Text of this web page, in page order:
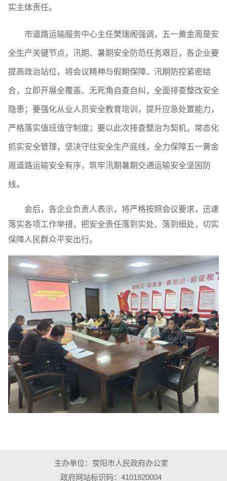
实主体责任。
市道路运输服务中心主任樊瑞阁强调，五一黄金周是安
全生产关键节点，汛期、暑期安全防范任务艰巨，各企业要
提高政治站位，将会议精神与假期保障、汛期防控紧密结
合，立即开展全覆盖、无死角自查自纠，全面排查整改安全
隐患；要强化从业人员安全教育培训，提升应急处置能力，
严格落实值班值守制度；要以此次排查整治为契机，常态化
抓实安全管理，坚决守住安全生产底线，全力保障五一黄金
周道路运输安全有序，筑牢汛期暑期交通运输安全坚固防
线。
会后，各企业负责人表示，将严格按照会议要求，迅速
落实各项工作举措，把安全责任落到实处、落到细处，切实
保障人民群众平安出行。
主办单位：荥阳市人民政府办公室
政府网站标识码：4101820004